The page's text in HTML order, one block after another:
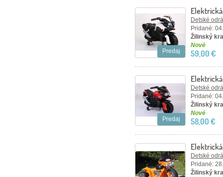
Predaj
Detské
Pridané:
Žilinský
Nové
59,00 €
Predaj
Detské
Pridané:
Žilinský
Nové
58,00 €
oranžová
Detské
Pridané:
Žilinský